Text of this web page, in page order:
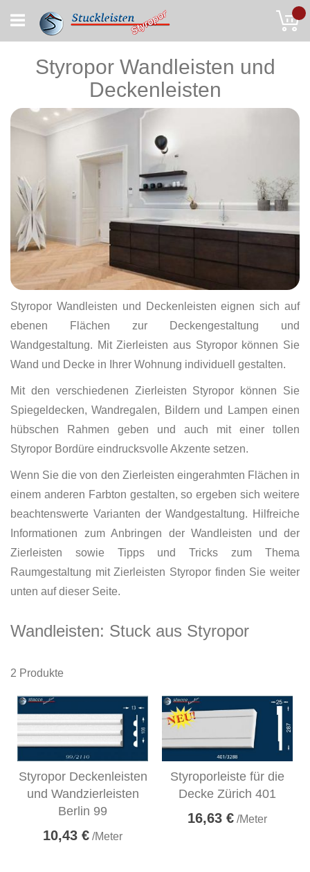
to
Content
Styropor Wandleisten und
Deckenleisten
Styropor Wandleisten und Deckenleisten eignen sich auf
ebenen Flächen zur Deckengestaltung und
Wandgestaltung. Mit Zierleisten aus Styropor können Sie
Wand und Decke in Ihrer Wohnung individuell gestalten.
Mit den verschiedenen Zierleisten Styropor können Sie
Spiegeldecken, Wandregalen, Bildern und Lampen einen
hübschen Rahmen geben und auch mit einer tollen
Styropor Bordüre eindrucksvolle Akzente setzen.
Wenn Sie die von den Zierleisten eingerahmten Flächen in
einem anderen Farbton gestalten, so ergeben sich weitere
beachtenswerte Varianten der Wandgestaltung. Hilfreiche
Informationen zum Anbringen der Wandleisten und der
Zierleisten sowie Tipps und Tricks zum Thema
Raumgestaltung mit Zierleisten Styropor finden Sie weiter
unten auf dieser Seite.
Wandleisten: Stuck aus Styropor
2 Produkte
Styropor Deckenleisten
und Wandzierleisten
Berlin 99
10,43 € /Meter
Styroporleiste für die
Decke Zürich 401
16,63 € /Meter